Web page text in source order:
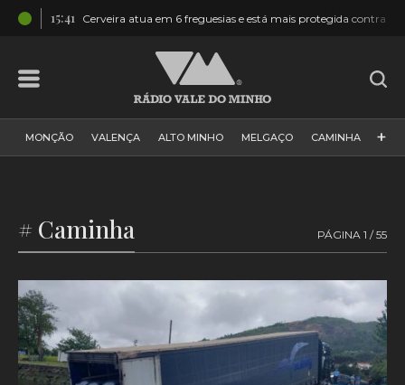
15:41 Cerveira atua em 6 freguesias e está mais protegida contra
MONÇÃO VALENÇA ALTO MINHO MELGAÇO CAMINHA
VALE DO MINHO MINHO MUNDO ESPANHA NORTE
VILA PRAIA DE ÂNCORA
+
# Caminha PÁGINA 1 / 55